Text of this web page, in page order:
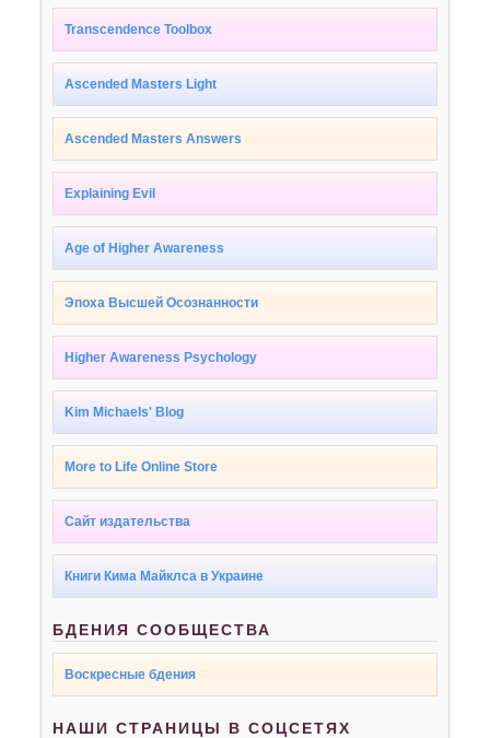
Transcendence Toolbox
Ascended Masters Light
Ascended Masters Answers
Explaining Evil
Age of Higher Awareness
Эпоха Высшей Осознанности
Higher Awareness Psychology
Kim Michaels' Blog
More to Life Online Store
Сайт издательства
Книги Кима Майклса в Украине
БДЕНИЯ СООБЩЕСТВА
Воскресные бдения
НАШИ СТРАНИЦЫ В СОЦСЕТЯХ